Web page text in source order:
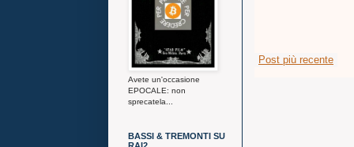
Post più recente
Avete un'occasione
EPOCALE: non
sprecatela...
BASSI & TREMONTI SU